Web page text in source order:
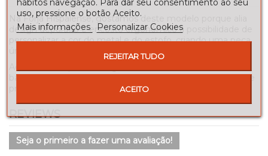
Na Forja Hispalense, gostamos deste modelo porque alia
design depurado e encosto ergonómico à possibilidade de
personalizar a cor do metal e do estofo, criando uma peça
balcões de estilo contemporâneo, nórdico ou industrial que
procuram um extra de conforto.
REVIEWS
Seja o primeiro a fazer uma avaliação!
hábitos navegação. Para dar seu consentimento ao seu
uso, pressione o botão Aceito.
Mais informações
Personalizar Cookies
REJEITAR TUDO
ACEITO